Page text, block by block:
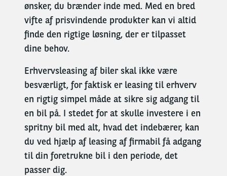
ønsker, du brænder inde med. Med en bred
vifte af prisvindende produkter kan vi altid
finde den rigtige løsning, der ertilpasset
dine behov.
Erhvervsleasing af biler skal ikke være
besværligt, for faktisk er leasing til erhverv
en rigtig simpel måde at sikre sig adgang til
en bil på. I stedet for at skulle investere i en
spritny bil med alt, hvad det indebærer, kan
du ved hjælp af leasing af firmabil få adgang
til din foretrukne bil i den periode, det
passer dig.